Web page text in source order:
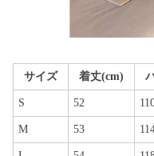
サイズ 着丈(cm)
S 52
M 53